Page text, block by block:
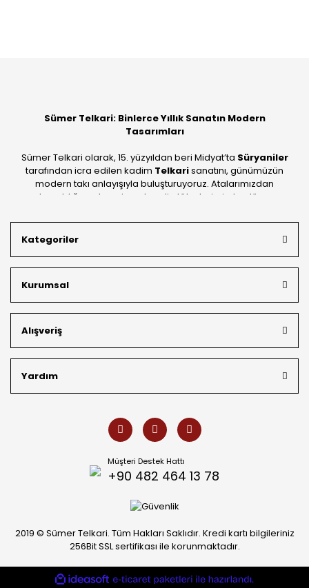
Sümer Telkari: Binlerce Yıllık Sanatın Modern
Tasarımları
Sümer Telkari olarak, 15. yüzyıldan beri Midyat’ta Süryaniler
tarafından icra edilen kadim Telkarisanatını, günümüzün
modern takı anlayışıyla buluşturuyoruz. Atalarımızdan
devraldığımız bu mirası; kendi atölyelerimizde, dünya
Mardin’in tarihi dokusunu yansıtan geleneksel işlemeleri, her
bütçeye uygun
müşterilerimizin özel siparişlerini benzersiz bir titizlikle
hazırlıyor; köklü geçmişimizi geleceğin takı modasına
güvenle taşıyoruz.
Kategoriler
Kurumsal
Alışveriş
Yardım
Müşteri Destek Hattı
+90 482 464 13 78
2019 © Sümer Telkari. Tüm Hakları Saklıdır. Kredi kartı bilgileriniz
256Bit SSL sertifikası ile korunmaktadır.
ideasoft
e-